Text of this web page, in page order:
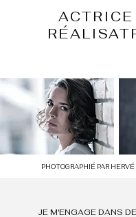
PHOTOGRAPHIÉ PAR
JE M'ENGAGE DANS